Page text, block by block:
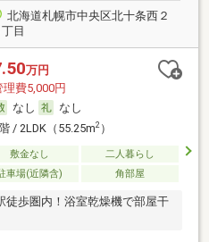
北海道札幌市中央区北十条西２
丁目
万円
理費5,000円
なし
なし
/ 2LDK（55.25m2）
敷金なし
二人暮らし
車場(近隣含) 角部屋
徒歩圏内！浴室乾燥機で部屋干